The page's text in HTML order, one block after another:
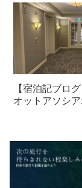
【宿泊記ブロ
オットアソシ